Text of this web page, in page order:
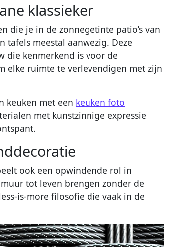
klassieker
die je in de zonnegetinte patio’s van
tafels meestal aanwezig. Deze
die kenmerkend is voor de
elke ruimte te verlevendigen met zijn
keuken met een keuken foto
met kunstzinnige expressie
ook een opwindende rol in
tot leven brengen zonder de
is-more filosofie die vaak in de